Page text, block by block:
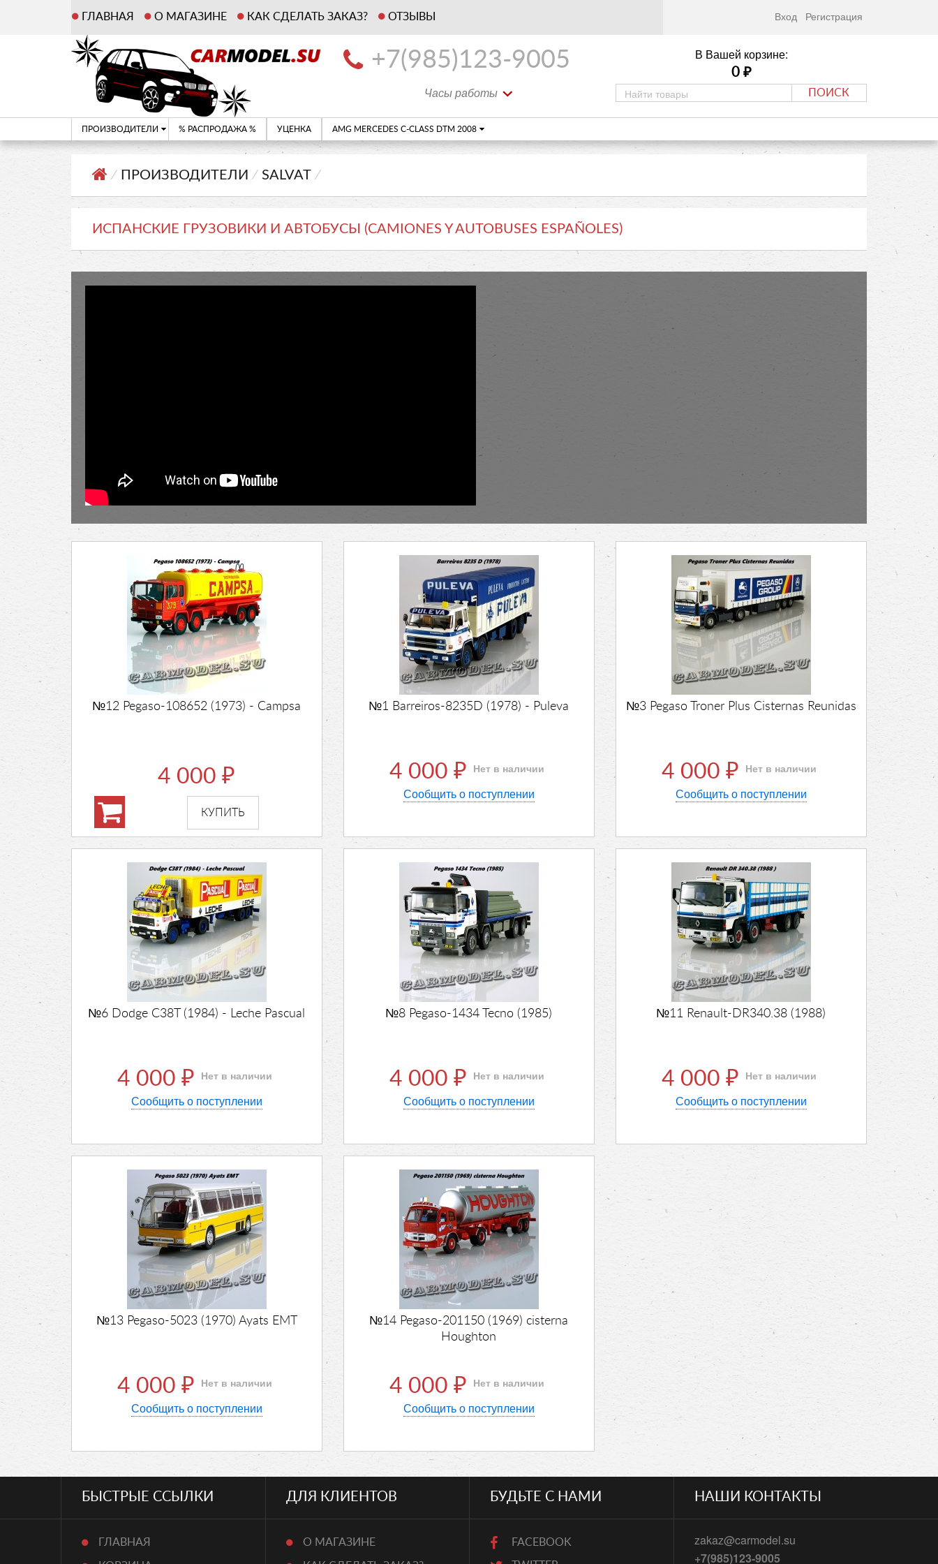
ГЛАВНАЯ О МАГАЗИНЕ КАК СДЕЛАТЬ ЗАКАЗ? ОТЗЫВЫ Вход Регистрация
+7(985)123-9005
Часы работы
В Вашей корзине:
0 ₽
ПОИСК
ПРОИЗВОДИТЕЛИ % РАСПРОДАЖА % УЦЕНКА AMG MERCEDES C-CLASS DTM 2008
⁄ ПРОИЗВОДИТЕЛИ ⁄ SALVAT ⁄
ИСПАНСКИЕ ГРУЗОВИКИ И АВТОБУСЫ (CAMIONES Y AUTOBUSES ESPAÑOLES)
№12 Pegaso-108652 (1973) - Campsa
4 000₽
№1 Barreiros-8235D (1978) - Puleva
4 000₽ Нет в наличии
Сообщить о поступлении
№3 Pegaso Troner Plus Cisternas Reunidas
4 000₽ Нет в наличии
Сообщить о поступлении
№6 Dodge C38T (1984) - Leche Pascual
4 000₽ Нет в наличии
Сообщить о поступлении
№8 Pegaso-1434 Tecno (1985)
4 000₽ Нет в наличии
Сообщить о поступлении
№11 Renault-DR340.38 (1988)
4 000₽ Нет в наличии
Сообщить о поступлении
№13 Pegaso-5023 (1970) Ayats EMT
4 000₽ Нет в наличии
Сообщить о поступлении
№14 Pegaso-201150 (1969) cisterna
Houghton
4 000₽ Нет в наличии
Сообщить о поступлении
БЫСТРЫЕ ССЫЛКИ
ГЛАВНАЯ
ДЛЯ КЛИЕНТОВ
О МАГАЗИНЕ
БУДЬТЕ С НАМИ
FACEBOOK
НАШИ КОНТАКТЫ
zakaz@carmodel.su
+7(985)123-9005